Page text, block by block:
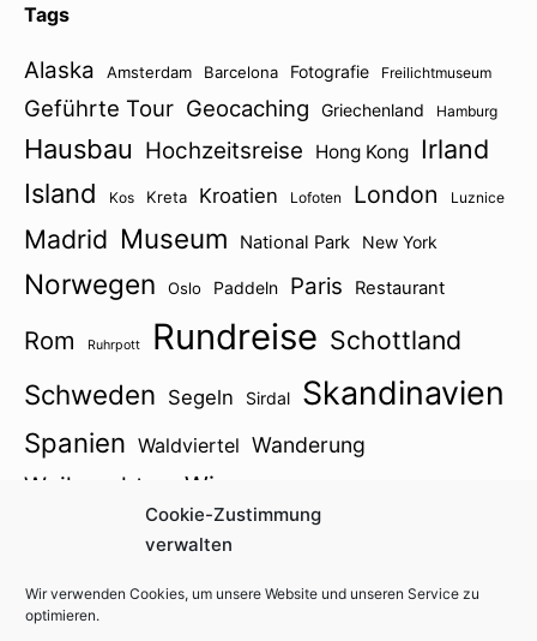
Cookie-Zustimmung
verwalten
Wir verwenden Cookies, um unsere Website und unseren Service zu
optimieren.
Tags
Alaska Amsterdam Barcelona Fotografie Freilichtmuseum
Geführte Tour Geocaching Griechenland Hamburg
Hausbau Hochzeitsreise Hong Kong Irland
Island
Kos Kreta Kroatien Lofoten London Luznice
Madrid Museum National Park New York
Norwegen Oslo Paddeln Paris Restaurant
Rom Ruhrpott Rundreise Schottland
Schweden Segeln Sirdal Skandinavien
Spanien Waldviertel Wanderung
Weihnachten Wien
Österreich2021